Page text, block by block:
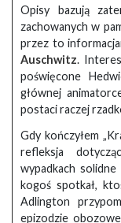
Opisy bazują
zachowanych w
przez to
Auschwitz.
poświęcone
głównej
postaci raczej
Gdy kończyłem
refleksja
wypadkach
kogoś spotkał,
Adlington
epizodzie